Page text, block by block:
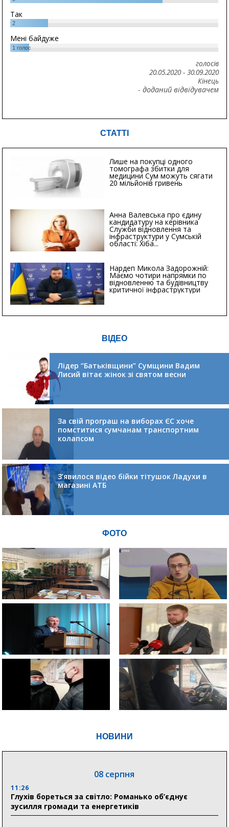
НОВИНИ
08 серпня
11:26
Глухів бореться за світло: Романько об’єднує
зусилля громади та енергетиків
Так
2
Мені байдуже
1 голос
голосів
20.05.2020- 30.09.2020
Кінець
- доданий відвідувачем
СТАТТІ
Лише на покупці одного
томографа збитки для
медицини Сум можуть сягати
20 мільйонів гривень
Анна Валевська про єдину
кандидатуру на керівника
Служби відновлення та
інфраструктури у Сумській
області: Хіба...
Нардеп Микола Задорожній:
Маємо чотири напрямки по
відновленню та будівництву
критичної інфраструктури
ВІДЕО
Лідер “Батьківщини” Сумщини Вадим
Лисий вітає жінок зі святом весни
За свій програш на виборах ЄС хоче
помститися сумчанам транспортним
колапсом
З’явилося відео бійки тітушок Ладухи в
магазині АТБ
ФОТО